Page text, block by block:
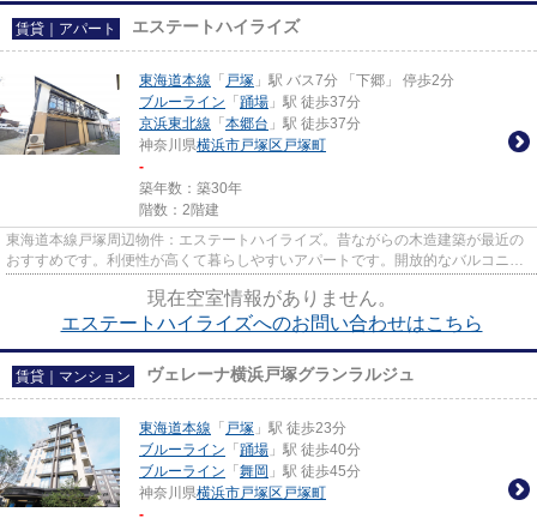
賃貸｜アパート エステートハイライズ
東海道本線 「 戸塚 」駅 バス7分 「下郷」 停歩2分
ブルーライン 「 踊場 」駅 徒歩37分
京浜東北線 「 本郷台 」駅 徒歩37分
神奈川県横浜市戸塚区 戸塚町
-
築年数：築30年
階数：2階建
東海道本線戸塚周辺物件：エステートハイライズ。昔ながらの木造建築が最近の
おすすめです。利便性が高くて暮らしやすいアパートです。開放的なバルコニー
現在空室情報がありません。
エステートハイライズへのお問い合わせはこちら
賃貸｜マンション ヴェレーナ横浜戸塚グランラルジュ
東海道本線 「 戸塚 」駅 徒歩23分
ブルーライン 「 踊場 」駅 徒歩40分
ブルーライン 「 舞岡 」駅 徒歩45分
神奈川県横浜市戸塚区 戸塚町
-